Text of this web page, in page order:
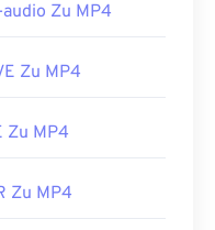
Zu MP4
Zu MP4
Zu MP4
Zu MP4